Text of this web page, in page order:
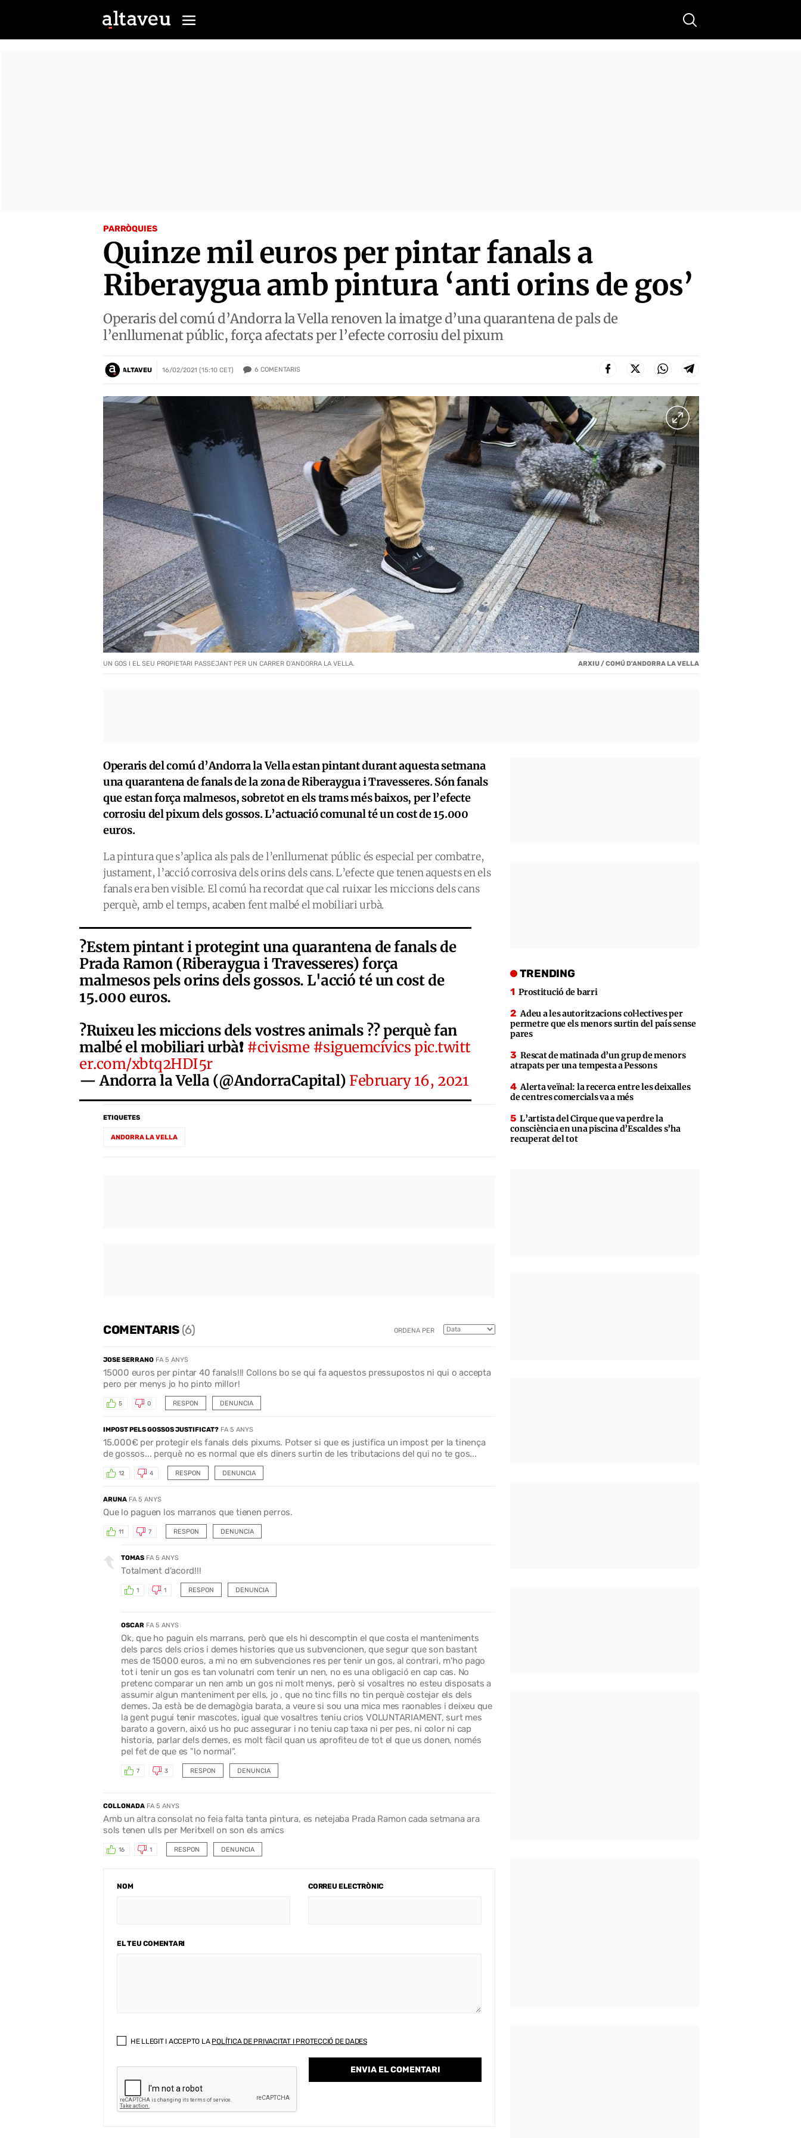
Buscar
PARRÒQUIES
Quinze mil euros per pintar fanals a
Riberaygua amb pintura ‘anti orins de gos’
Operaris del comú d’Andorra la Vella renoven la imatge d’una quarantena de pals de
l’enllumenat públic, força afectats per l’efecte corrosiu del pixum
ALTAVEU 16/02/2021 (15:10 CET) 6 COMENTARIS
UN GOS I EL SEU PROPIETARI PASSEJANT PER UN CARRER D'ANDORRA LA VELLA. ARXIU / COMÚ D'ANDORRA LA VELLA
Operaris del comú d’Andorra la Vella estan pintant durant aquesta setmana
una quarantena de fanals de la zona de Riberaygua i Travesseres. Són fanals
que estan força malmesos, sobretot en els trams més baixos, per l’efecte
corrosiu del pixum dels gossos. L’actuació comunal té un cost de 15.000
euros.
La pintura que s’aplica als pals de l’enllumenat públic és especial per combatre,
justament, l’acció corrosiva dels orins dels cans. L’efecte que tenen aquests en els
fanals era ben visible. El comú ha recordat que cal ruixar les miccions dels cans
perquè, amb el temps, acaben fent malbé el mobiliari urbà.
‍?Estem pintant i protegint una quarantena de fanals de
Prada Ramon (Riberaygua i Travesseres) força
malmesos pels orins dels gossos. L'acció té un cost de
15.000 euros.
?Ruixeu les miccions dels vostres animals ?‍? perquè fan
malbé el mobiliari urbà❗ #civisme #siguemcívicspic.twitt
er.com/xbtq2HDI5r
— Andorra la Vella (@AndorraCapital) February 16, 2021
ETIQUETES
ANDORRA LA VELLA
COMENTARIS (6) ORDENA PER
JOSE SERRANO FA 5 ANYS
15000 euros per pintar 40 fanals!!! Collons bo se qui fa aquestos pressupostos ni qui o accepta
pero per menys jo ho pinto millor!
RESPON
5 0 DENUNCIA
IMPOST PELS GOSSOS JUSTIFICAT? FA 5 ANYS
15.000€ per protegir els fanals dels pixums. Potser si que es justifica un impost per la tinença
de gossos... perquè no es normal que els diners surtin de les tributacions del qui no te gos...
RESPON
12 4 DENUNCIA
ARUNA FA 5 ANYS
Que lo paguen los marranos que tienen perros.
RESPON
11 7 DENUNCIA
TOMAS FA 5 ANYS
Totalment d'acord!!!
RESPON
1 1 DENUNCIA
OSCAR FA 5 ANYS
Ok, que ho paguin els marrans, però que els hi descomptin el que costa el manteniments
dels parcs dels crios i demes histories que us subvencionen, que segur que son bastant
mes de 15000 euros, a mi no em subvenciones res per tenir un gos, al contrari, m'ho pago
tot i tenir un gos es tan volunatri com tenir un nen, no es una obligació en cap cas. No
pretenc comparar un nen amb un gos ni molt menys, però si vosaltres no esteu disposats a
assumir algun manteniment per ells, jo , que no tinc fills no tin perquè costejar els dels
demes. Ja està be de demagògia barata, a veure si sou una mica mes raonables i deixeu que
la gent pugui tenir mascotes, igual que vosaltres teniu crios VOLUNTARIAMENT, surt mes
barato a govern, aixó us ho puc assegurar i no teniu cap taxa ni per pes, ni color ni cap
historia, parlar dels demes, es molt fàcil quan us aprofiteu de tot el que us donen, només
pel fet de que es "lo normal".
RESPON
7 3 DENUNCIA
COLLONADA FA 5 ANYS
Amb un altra consolat no feia falta tanta pintura, es netejaba Prada Ramon cada setmana ara
sols tenen ulls per Meritxell on son els amics
RESPON
16 1 DENUNCIA
NOM CORREU ELECTRÒNIC
EL TEU COMENTARI
HE LLEGIT I ACCEPTO LA POLÍTICA DE PRIVACITAT I PROTECCIÓ DE DADES
TRENDING
Prostitució de barri
Adeu a les autoritzacions col·lectives per
permetre que els menors surtin del país sense
pares
Rescat de matinada d’un grup de menors
atrapats per una tempesta a Pessons
Alerta veïnal: la recerca entre les deixalles
de centres comercials va a més
L’artista del Cirque que va perdre la
consciència en una piscina d’Escaldes s’ha
recuperat del tot